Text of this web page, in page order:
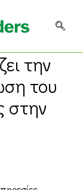
την
του
στην